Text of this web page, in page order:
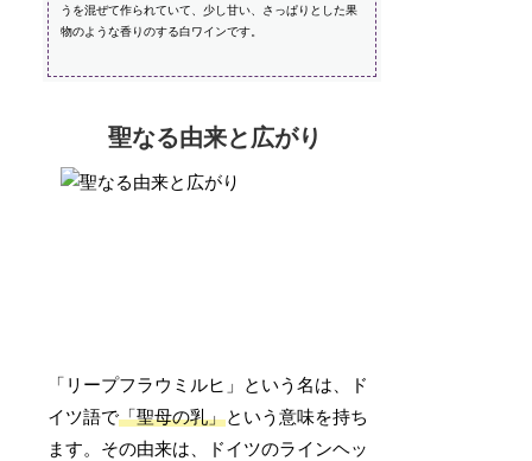
うを混ぜて作られていて、少し甘い、さっぱりとした果
物のような香りのする白ワインです。
聖なる由来と広がり
「リープフラウミルヒ」という名は、ド
イツ語で「聖母の乳」という意味を持ち
ます。その由来は、ドイツのラインヘッ